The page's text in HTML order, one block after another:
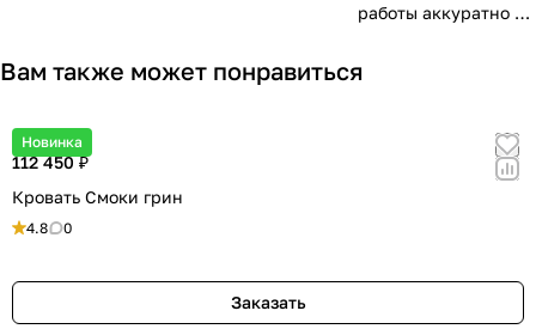
продуманной
«реальностью».
работы аккуратно и
работ убираем и
Вам также может понравиться
Новинка
112 450 ₽
Кровать Смоки грин
4.8 0
Заказать